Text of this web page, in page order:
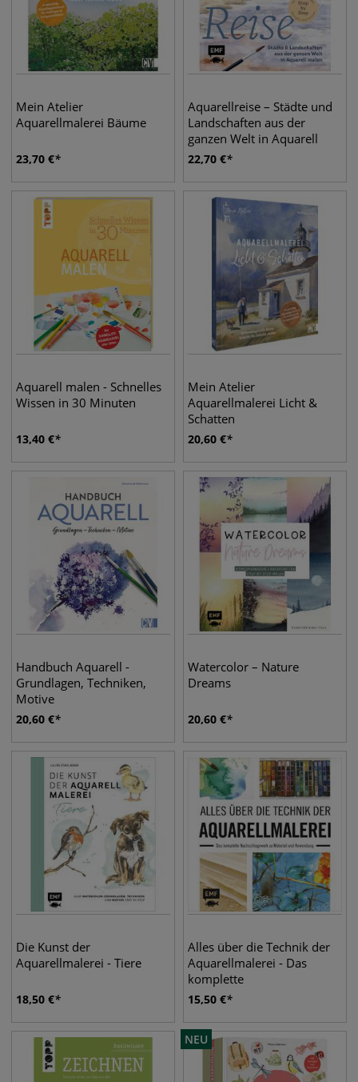
Mein Atelier
Aquarellmalerei Bäume
23,70 €
Aquarellreise – Städte und
Landschaften aus der
ganzen Welt in Aquarell
malen
22,70 €
Aquarell malen - Schnelles
Wissen in 30 Minuten
13,40 €
Mein Atelier
Aquarellmalerei Licht &
Schatten
20,60 €
Handbuch Aquarell -
Grundlagen, Techniken,
Motive
20,60 €
Watercolor – Nature
Dreams
20,60 €
Die Kunst der
Aquarellmalerei - Tiere
18,50 €
Alles über die Technik der
Aquarellmalerei - Das
komplette
Nachschlagewerk zu
15,50 €
NEU